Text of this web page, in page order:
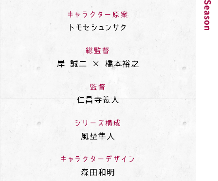
キャラクター原案
トモセシュンサク
総監督
岸 誠二 × 橋本裕之
監督
仁昌寺義人
シリーズ構成
風埜隼人
キャラクターデザイン
森田和明